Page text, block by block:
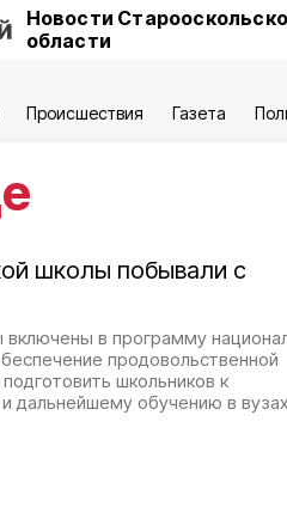
Новости
области
Происшествия Газета
школы побывали с
включены в программу
продовольственной
школьников к
дальнейшему обучению в вузах